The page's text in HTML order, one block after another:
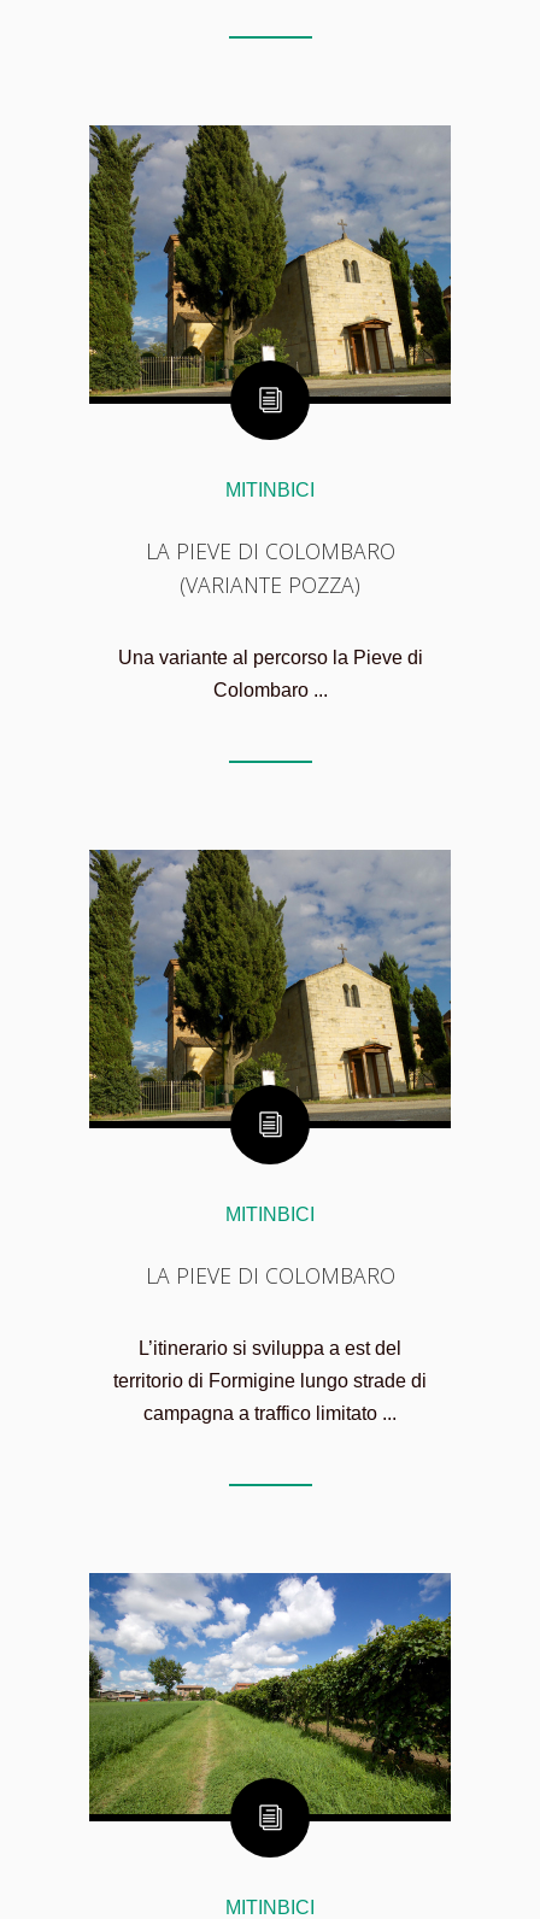
MITINBICI
LA PIEVE DI COLOMBARO
(VARIANTE POZZA)
Una variante al percorso la Pieve di
Colombaro ...
MITINBICI
LA PIEVE DI COLOMBARO
L’itinerario si sviluppa a est del
territorio di Formigine lungo strade di
campagna a traffico limitato ...
MITINBICI